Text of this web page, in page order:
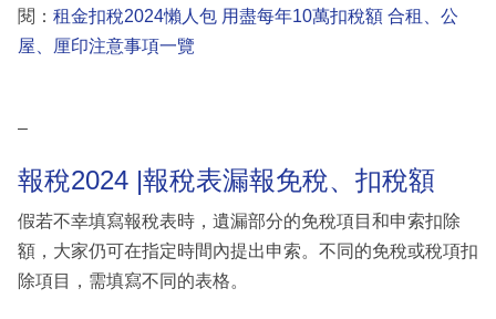
閱： 租金扣稅2024懶人包 用盡每年10萬扣稅額 合租、公
屋、厘印注意事項一覽
–
報稅2024 |報稅表漏報免稅、扣稅額
假若不幸填寫報稅表時，遺漏部分的免稅項目和申索扣除
額，大家仍可在指定時間內提出申索。不同的免稅或稅項扣
除項目，需填寫不同的表格。